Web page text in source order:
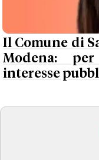
Il Comune di
Modena:
interesse